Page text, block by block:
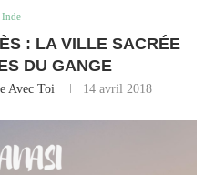
Inde
: LA VILLE SACRÉE
DU GANGE
Avec Toi 14 avril 2018